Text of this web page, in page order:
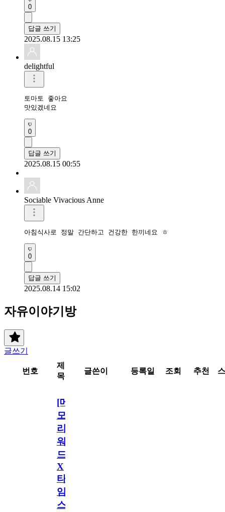
0
답글 쓰기
2025.08.15 13:25
delightful
토마토 좋아요
맛있겠네요
0
답글 쓰기
2025.08.15 00:55
Sociable Vivacious Anne
아침식사로 정말 간단하고 건강한 한끼네요 ㅎ
0
답글 쓰기
2025.08.14 15:02
자유이야기방
글쓰기
번호
제
목
글쓴이 등록일 조회 추천
[메
모
리
워
드
X
타
임
스